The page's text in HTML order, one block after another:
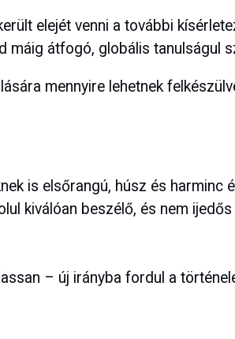
elejét venni a további
máig átfogó, globális tanulságul
mennyire lehetnek
is elsőrangú, húsz és harminc
kiválóan beszélő, és nem
– új irányba fordul a